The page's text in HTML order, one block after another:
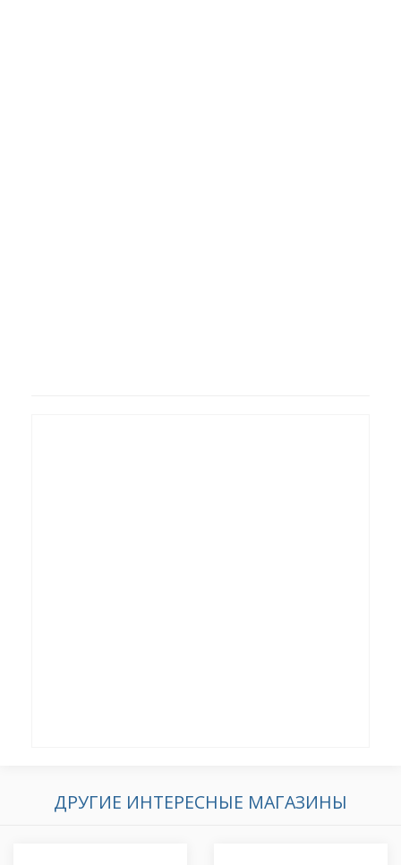
ДРУГИЕ ИНТЕРЕСНЫЕ МАГАЗИНЫ